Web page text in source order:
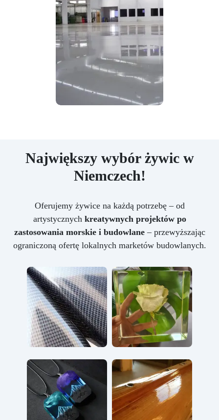
Największy wybór żywic w
Niemczech!
Oferujemy żywice na każdą potrzebę – od
artystycznych kreatywnych projektów po
zastosowania morskie i budowlane– przewyższając
ograniczoną ofertę lokalnych marketów budowlanych.